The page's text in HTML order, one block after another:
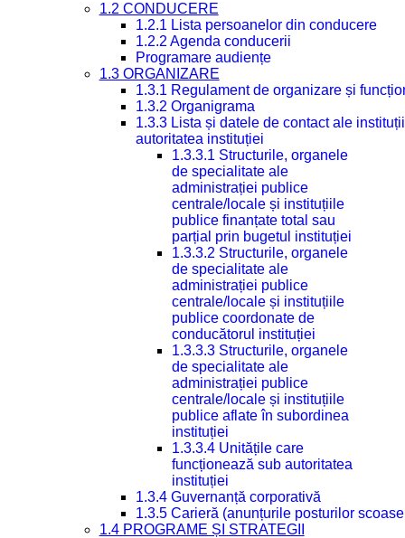
1.2 CONDUCERE
1.2.1 Lista persoanelor din conducere
1.2.2 Agenda conducerii
Programare audiențe
1.3 ORGANIZARE
1.3.1 Regulament de organizare și
1.3.2 Organigrama
1.3.3 Lista și datele de contact ale
autoritatea instituției
1.3.3.1 Structurile, organele
de specialitate ale
administrației publice
centrale/locale și instituțiile
publice finanțate total sau
parțial prin bugetul instituției
1.3.3.2 Structurile, organele
de specialitate ale
administrației publice
centrale/locale și instituțiile
publice coordonate de
conducătorul instituției
1.3.3.3 Structurile, organele
de specialitate ale
administrației publice
centrale/locale și instituțiile
publice aflate în subordinea
instituției
1.3.3.4 Unitățile care
funcționează sub autoritatea
instituției
1.3.4 Guvernanță corporativă
1.3.5 Carieră (anunțurile posturilor
1.4 PROGRAME ȘI STRATEGII